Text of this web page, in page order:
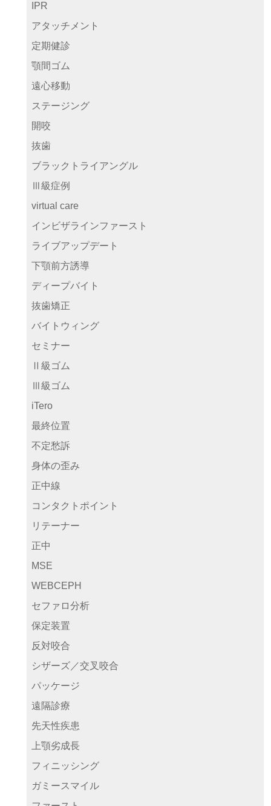
IPR
アタッチメント
定期健診
顎間ゴム
遠心移動
ステージング
開咬
抜歯
ブラックトライアングル
Ⅲ級症例
virtual care
インビザラインファースト
ライブアップデート
下顎前方誘導
ディープバイト
抜歯矯正
バイトウィング
セミナー
Ⅱ級ゴム
Ⅲ級ゴム
iTero
最終位置
不定愁訴
身体の歪み
正中線
コンタクトポイント
リテーナー
正中
MSE
WEBCEPH
セファロ分析
保定装置
反対咬合
シザーズ／交叉咬合
パッケージ
遠隔診療
先天性疾患
上顎劣成長
フィニッシング
ガミースマイル